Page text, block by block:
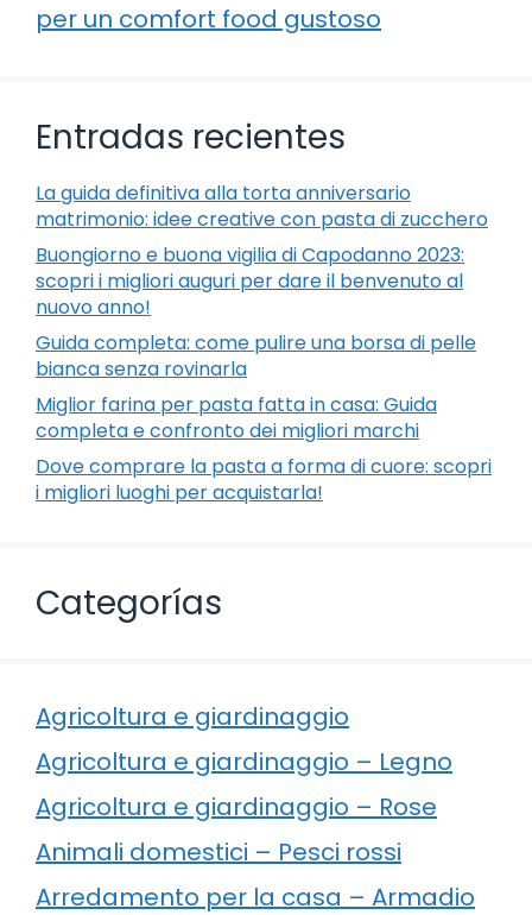
per un comfort food gustoso
Entradas recientes
La guida definitiva alla torta anniversario
matrimonio: idee creative con pasta di zucchero
Buongiorno e buona vigilia di Capodanno 2023:
scopri i migliori auguri per dare il benvenuto al
nuovo anno!
Guida completa: come pulire una borsa di pelle
bianca senza rovinarla
Miglior farina per pasta fatta in casa: Guida
completa e confronto dei migliori marchi
Dove comprare la pasta a forma di cuore: scopri
i migliori luoghi per acquistarla!
Categorías
Agricoltura e giardinaggio
Agricoltura e giardinaggio – Legno
Agricoltura e giardinaggio – Rose
Animali domestici – Pesci rossi
Arredamento per la casa – Armadio